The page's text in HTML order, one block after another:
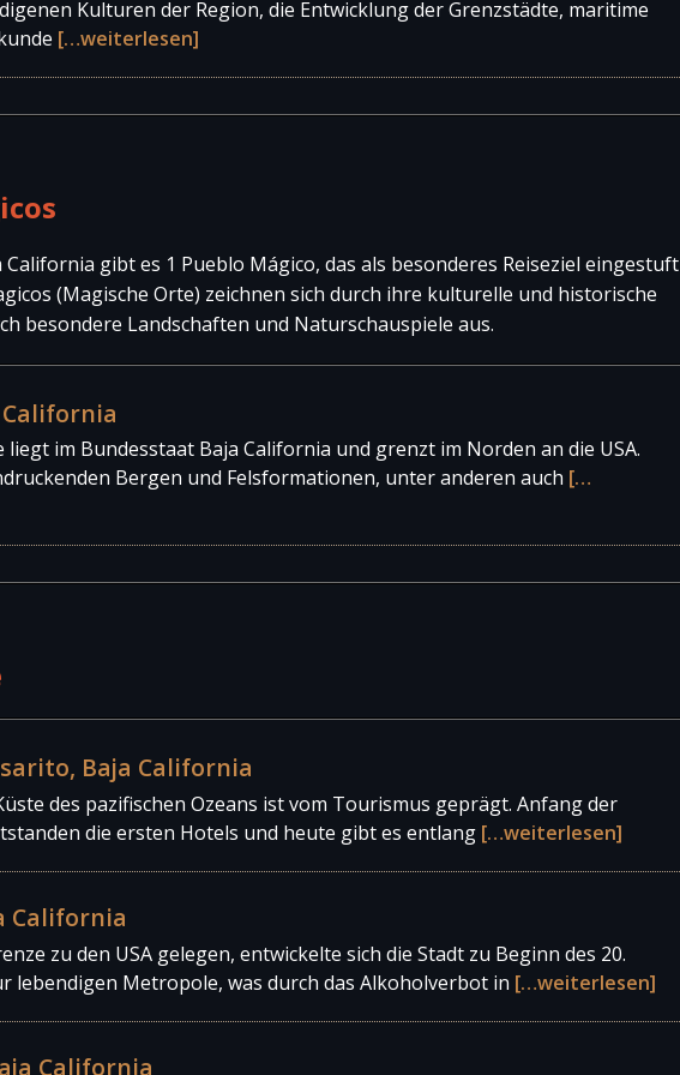
Kulturen der Region, die Entwicklung der Grenzstädte, maritime
[…weiterlesen]
gibt es 1 Pueblo Mágico, das als besonderes Reiseziel eingestuft
(Magische Orte) zeichnen sich durch ihre kulturelle und historische
besondere Landschaften und Naturschauspiele aus.
California
liegt im Bundesstaat Baja California und grenzt im Norden an die USA.
Bergen und Felsformationen, unter anderen auch […
Baja California
des pazifischen Ozeans ist vom Tourismus geprägt. Anfang der
die ersten Hotels und heute gibt es entlang […weiterlesen]
California
zu den USA gelegen, entwickelte sich die Stadt zu Beginn des 20.
lebendigen Metropole, was durch das Alkoholverbot in […weiterlesen]
California